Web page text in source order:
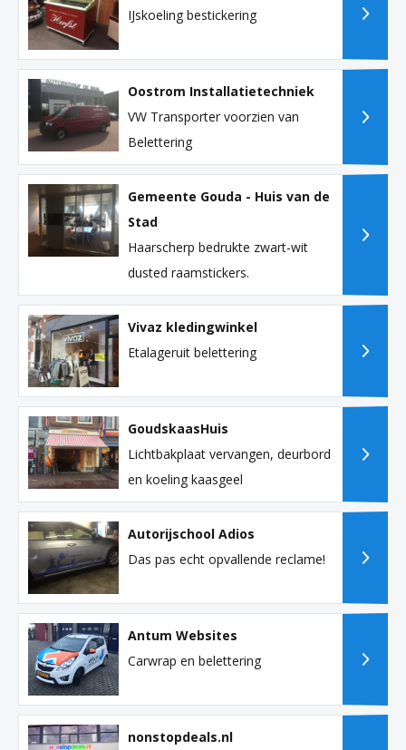
IJskoeling bestickering
Oostrom Installatietechniek
VW Transporter voorzien van
Belettering
Gemeente Gouda - Huis van de
Stad
Haarscherp bedrukte zwart-wit
dusted raamstickers.
Vivaz kledingwinkel
Etalageruit belettering
GoudskaasHuis
Lichtbakplaat vervangen, deurbord
en koeling kaasgeel
Autorijschool Adios
Das pas echt opvallende reclame!
Antum Websites
Carwrap en belettering
nonstopdeals.nl